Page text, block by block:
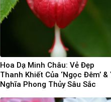
Hoa Dạ Minh Châu: Vẻ Đẹp
Thanh Khiết Của ‘Ngọc Đêm’ &
Nghĩa Phong Thủy Sâu Sắc